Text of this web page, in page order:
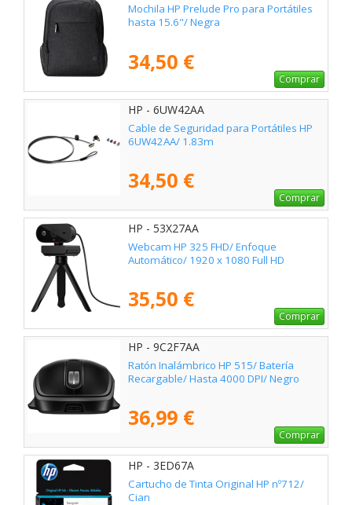
Mochila HP Prelude Pro para Portátiles
hasta 15.6"/ Negra
34,50 €
Comprar
HP - 6UW42AA
Cable de Seguridad para Portátiles HP
6UW42AA/ 1.83m
34,50 €
Comprar
HP - 53X27AA
Webcam HP 325 FHD/ Enfoque
Automático/ 1920 x 1080 Full HD
35,50 €
Comprar
HP - 9C2F7AA
Ratón Inalámbrico HP 515/ Batería
Recargable/ Hasta 4000 DPI/ Negro
36,99 €
Comprar
HP - 3ED67A
Cartucho de Tinta Original HP nº712/
Cian